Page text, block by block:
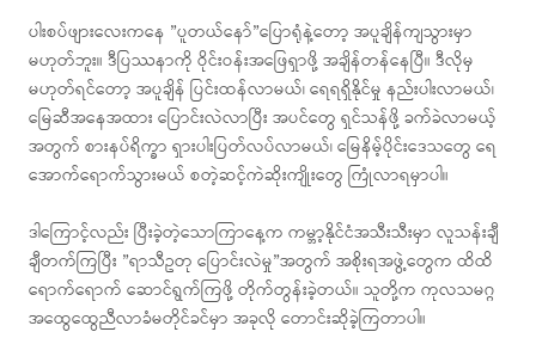
ပါးစပ်ဖျားလေးကနေ ”ပူတယ်နော်”ပြောရုံနဲ့တော့ အပူချိန်ကျသွားမှာ
မဟုတ်ဘူး။ ဒီပြဿနာကို ဝိုင်းဝန်းအဖြေရှာဖို့ အချိန်တန်နေပြီ။ ဒီလိုမှ
မဟုတ်ရင်တော့ အပူချိန် ပြင်းထန်လာမယ်၊ ရေရရှိနိုင်မှု နည်းပါးလာမယ်၊
မြေဆီအနေအထား ပြောင်းလဲလာပြီး အပင်တွေ ရှင်သန်ဖို့ ခက်ခဲလာမယ့်
အတွက် စားနပ်ရိက္ခာ ရှားပါးပြတ်လပ်လာမယ်၊ မြေနိမ့်ပိုင်းဒေသတွေ ရေ
အောက်ရောက်သွားမယ် စတဲ့ဆင့်ကဲဆိုးကျိုးတွေ ကြုံလာရမှာပါ။
ဒါကြောင့်လည်း ပြီးခဲ့တဲ့သောကြာနေ့က ကမ္ဘာ့နိုင်ငံအသီးသီးမှာ လူသန်းချီ
ချီတက်ကြပြီး ”ရာသီဥတု ပြောင်းလဲမှု”အတွက် အစိုးရအဖွဲ့တွေက ထိထိ
ရောက်ရောက် ဆောင်ရွက်ကြဖို့ တိုက်တွန်းခဲ့တယ်။ သူတို့က ကုလသမဂ္ဂ
အထွေထွေညီလာခံမတိုင်ခင်မှာ အခုလို တောင်းဆိုခဲ့ကြတာပါ။